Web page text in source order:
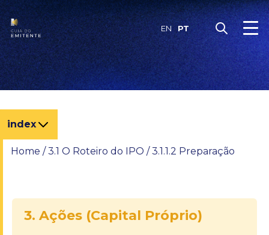
Skip
to
content
EN PT
Home /3.1 O Roteiro do IPO /3.1.1.2 Preparação
index
3. Ações (Capital Próprio)